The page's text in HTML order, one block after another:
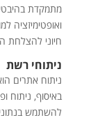
מתמקדת
ואופטימיזציה
חיוני להצלחת
ניתוחי רשת
ניתוח אתרים
באיסוף, ניתוח
להשתמש